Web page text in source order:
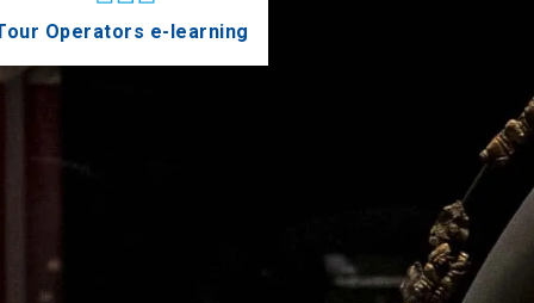
Operators e-learning